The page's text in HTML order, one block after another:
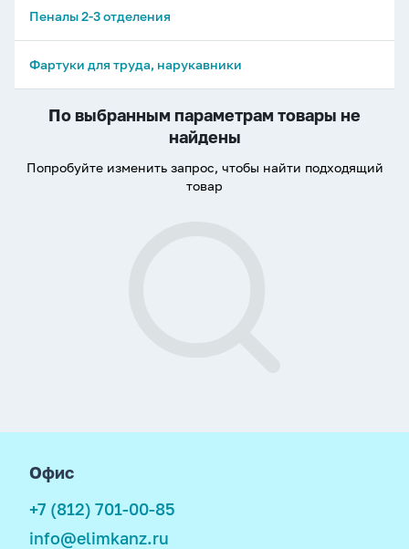
Пеналы 2-3 отделения
Фартуки для труда, нарукавники
По выбранным параметрам товары не
найдены
Попробуйте изменить запрос, чтобы найти подходящий
товар
Офис
+7 (812) 701-00-85
info@elimkanz.ru